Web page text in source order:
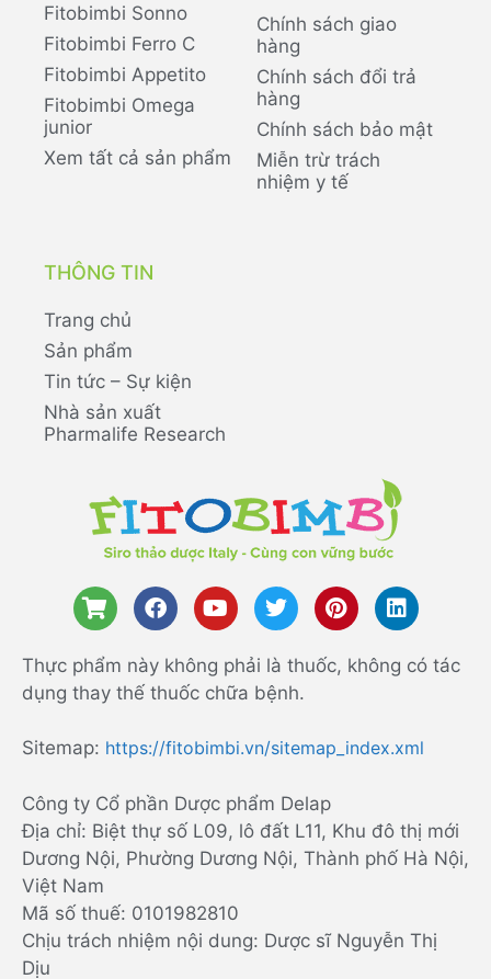
Fitobimbi Sonno
Fitobimbi Ferro C
Fitobimbi Appetito
Fitobimbi Omega
junior
Xem tất cả sản phẩm
Chính sách giao
hàng
Chính sách đổi trả
hàng
Chính sách bảo mật
Miễn trừ trách
nhiệm y tế
THÔNG TIN
Trang chủ
Sản phẩm
Tin tức – Sự kiện
Nhà sản xuất
Pharmalife Research
Thực phẩm này không phải là thuốc, không có tác
dụng thay thế thuốc chữa bệnh.
Sitemap: https://fitobimbi.vn/sitemap_index.xml
Công ty Cổ phần Dược phẩm Delap
Địa chỉ: Biệt thự số L09, lô đất L11, Khu đô thị mới
Dương Nội, Phường Dương Nội, Thành phố Hà Nội,
Việt Nam
Mã số thuế: 0101982810
Chịu trách nhiệm nội dung: Dược sĩ Nguyễn Thị
Dịu